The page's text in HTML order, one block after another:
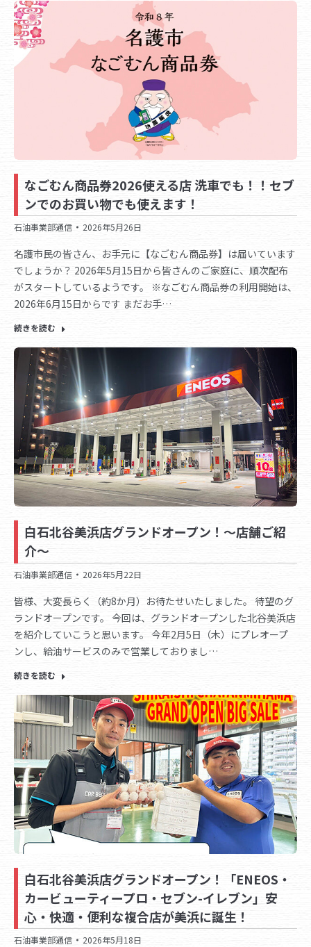
なごむん商品券2026使える店 洗車でも！！セブ
ンでのお買い物でも使えます！
石油事業部通信 2026年5月26日
名護市民の皆さん、お手元に【なごむん商品券】は届いています
でしょうか？ 2026年5月15日から皆さんのご家庭に、順次配布
がスタートしているようです。 ※なごむん商品券の利用開始は、
2026年6月15日からです まだお手…
続きを読む
白石北谷美浜店グランドオープン！～店舗ご紹
介～
石油事業部通信 2026年5月22日
皆様、大変長らく（約8か月）お待たせいたしました。 待望のグ
ランドオープンです。 今回は、グランドオープンした北谷美浜店
を紹介していこうと思います。 今年2月5日（木）にプレオープ
ンし、給油サービスのみで営業しておりまし…
続きを読む
白石北谷美浜店グランドオープン！「ENEOS・
カービューティープロ・セブン-イレブン」安
心・快適・便利な複合店が美浜に誕生！
石油事業部通信 2026年5月18日